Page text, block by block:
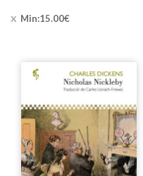
Min:15.00€